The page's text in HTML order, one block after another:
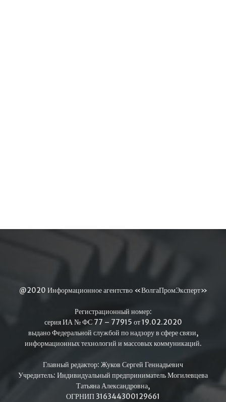
@2020 Информационное агентство «ВолгаПромЭксперт»
Регистрационный номер:
серия ИА № ФС 77 – 77915 от 19.02.2020
выдано Федеральной службой по надзору в сфере связи,
информационных технологий и массовых коммуникаций.
Главный редактор: Жуков Сергей Геннадьевич
Учредитель: Индивидуальный предприниматель Могилевцева
Татьяна Александровна,
ОГРНИП 316344300129661